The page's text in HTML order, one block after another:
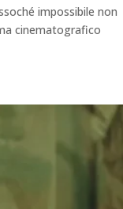
impossibile non
cinematografico